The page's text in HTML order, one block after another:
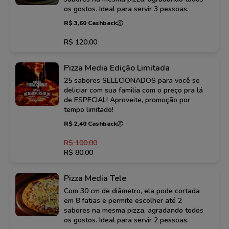
os gostos. Ideal para servir 3 pessoas.
R$ 3,60 Cashback
R$ 120,00
Pizza Media Edição Limitada
25 sabores SELECIONADOS para você se
deliciar com sua familia com o preço pra lá
de ESPECIAL! Aproveite, promoção por
tempo limitado!
R$ 2,40 Cashback
R$ 100,00
R$ 80,00
Pizza Media Tele
Com 30 cm de diâmetro, ela pode cortada
em 8 fatias e permite escolher até 2
sabores na mesma pizza, agradando todos
os gostos. Ideal para servir 2 pessoas.